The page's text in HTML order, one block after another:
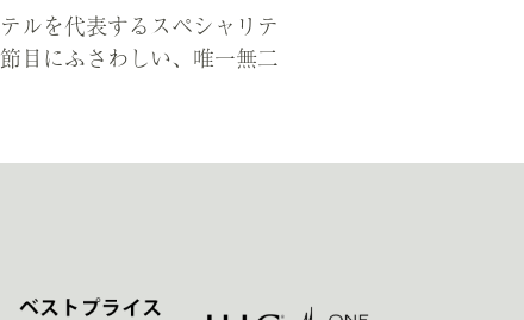
ルを代表するスペシャリテ
目にふさわしい、唯一無二